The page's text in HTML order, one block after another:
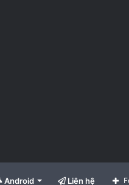
Android Liên hệ